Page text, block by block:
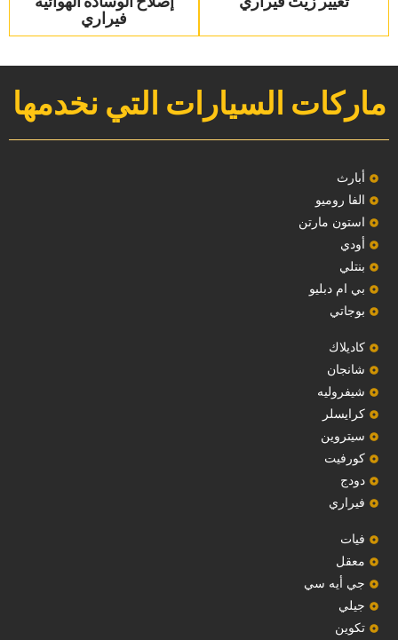
فيراري‏
ماركات السيارات التي نخدمها
‏أبارث‏
الفا روميو
استون مارتن
أودي
بنتلي
بي ام دبليو
بوجاتي
كاديلاك
‏شانجان‏
شيفروليه
‏كرايسلر‏
سيتروين
‏كورفيت‏
دودج
فيراري
فيات
معقل
‏جي أيه سي‏
جيلي
‏تكوين‏